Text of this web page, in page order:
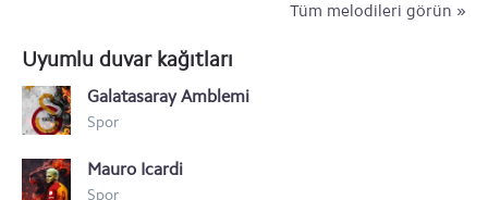
Tüm melodileri görün »
Uyumlu duvar kağıtları
Galatasaray Amblemi
Spor
Mauro Icardi
Spor